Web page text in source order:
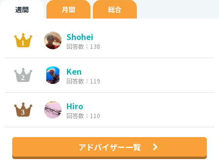
週間 月間 総合
Shohei
回答数：138
Ken
回答数：119
Hiro
回答数：110
アドバイザー一覧